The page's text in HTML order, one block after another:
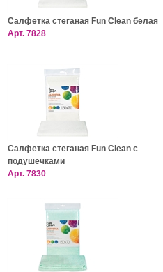
Салфетка стеганая Fun Clean белая
Арт. 7828
Салфетка стеганая Fun Clean с
подушечками
Арт. 7830